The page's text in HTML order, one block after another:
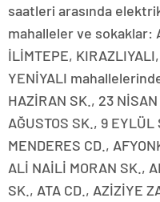
saatleri arasında
mahalleler ve sokaklar:
İLİMTEPE,
YENİYALI
HAZİRAN SK., 23
AĞUSTOS SK., 9
MENDERES CD.,
ALİ NAİLİ MORAN SK.,
SK., ATA CD., AZİZİYE